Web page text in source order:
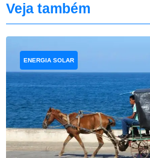
Veja também
ENERGIA SOLAR